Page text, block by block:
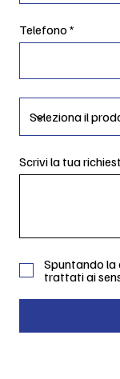
Telefono
Scrivi la tua
Spuntando la
trattati ai